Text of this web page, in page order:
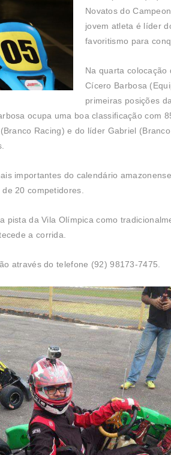
Novatos do
jovem atleta é líder
favoritismo para
Na quarta colocação
Cícero Barbosa
primeiras posições
ocupa uma boa classificação com
Racing) e do líder Gabriel
importantes do calendário
20 competidores.
pista da Vila Olímpica como
a corrida.
através do telefone (92) 98173-7475.